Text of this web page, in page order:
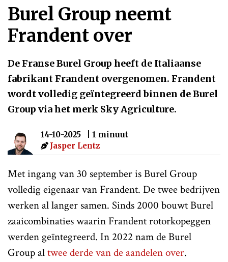
Burel Group neemt
Frandent over
De Franse Burel Group heeft de Italiaanse
fabrikant Frandent overgenomen. Frandent
wordt volledig geïntegreerd binnen de Burel
Group via het merk Sky Agriculture.
14-10-2025
| 1 minuut
Jasper Lentz
Met ingang van 30 september is Burel Group
volledig eigenaar van Frandent. De twee bedrijven
werken al langer samen. Sinds 2000 bouwt Burel
zaaicombinaties waarin Frandent rotorkopeggen
werden geïntegreerd. In 2022 nam de Burel
Group altwee derde van de aandelen over.